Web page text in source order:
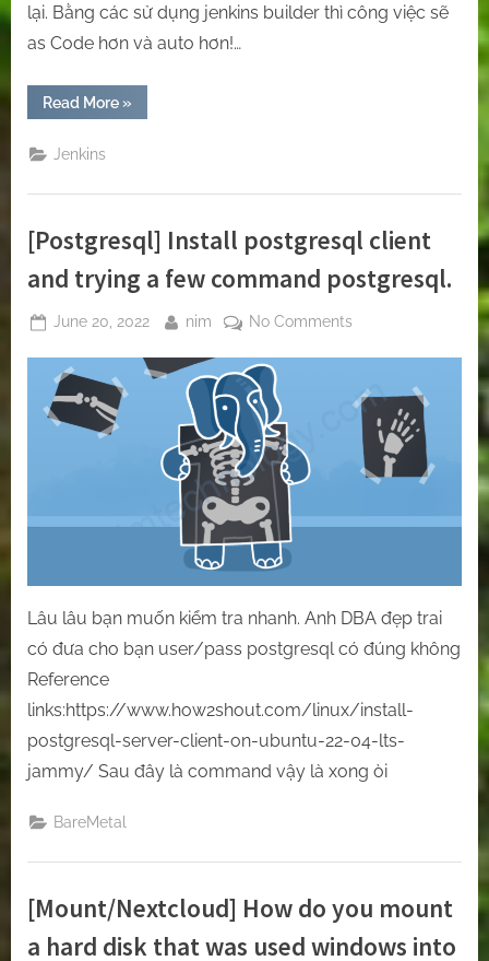
lại. Bằng các sử dụng jenkins builder thì công việc sẽ
as Code hơn và auto hơn!…
Read More“[Jenkins]
Jobs
by
Builder”
»
Jenkins
[Postgresql] Install postgresql client
and trying a few command postgresql.
Posted
June 20, 2022 By
nim No Commentson
postgresql
client
and
trying
few
Lâu lâu bạn muốn kiểm tra nhanh. Anh DBA đẹp trai
có đưa cho bạn user/pass postgresql có đúng không
Reference
links:https://www.how2shout.com/linux/install-
postgresql-server-client-on-ubuntu-22-04-lts-
jammy/ Sau đây là command vậy là xong òi
BareMetal
[Mount/Nextcloud] How do you mount
a hard disk that was used windows into